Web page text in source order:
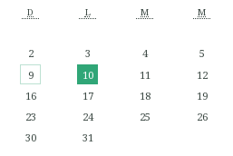
D L M M
2
3 4 5
9
10 11 12
16
17 18 19
23
24 25 26
30
31